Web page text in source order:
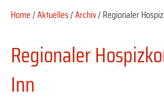
Home/Aktuelles/Archiv/ Regionaler
Regionaler
Inn